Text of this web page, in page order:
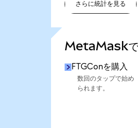
さらに統計を見る
MetaMaskで
FTGConを購入
数回のタップで始め
られます。